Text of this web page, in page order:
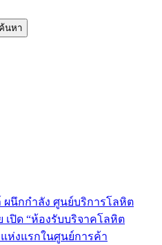
ค้นหา
ผนึกกำลัง ศูนย์บริการโลหิต
ปิด “ห้องรับบริจาคโลหิต
แห่งแรกในศูนย์การค้า